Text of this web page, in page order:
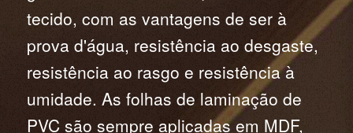
tecido, com as vantagens de ser à
prova d'água, resistência ao desgaste,
resistência ao rasgo e resistência à
umidade. As folhas de laminação de
PVC são sempre aplicadas em MDF,